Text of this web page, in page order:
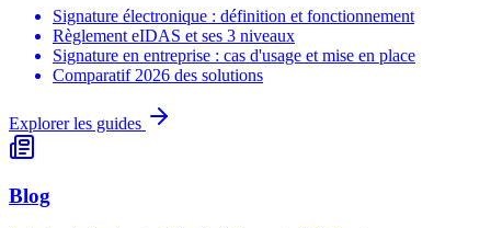
Signature électronique : définition et fonctionnement
Règlement eIDAS et ses 3 niveaux
Signature en entreprise : cas d'usage et mise en place
Comparatif 2026 des solutions
Explorer les guides
Blog